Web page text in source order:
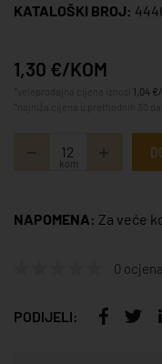
KATALOŠKI BROJ:
1,30 €/KOM
1,04
kom
NAPOMENA: Za veće
0 ocjena
PODIJELI: